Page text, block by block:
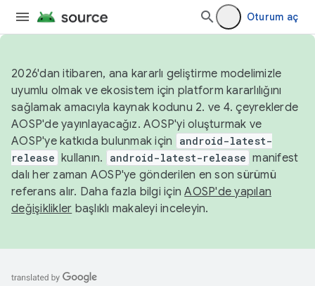
Oturum aç
2026'dan itibaren, ana kararlı geliştirme modelimizle
uyumlu olmak ve ekosistem için platform kararlılığını
sağlamak amacıyla kaynak kodunu 2. ve 4. çeyreklerde
AOSP'de yayınlayacağız. AOSP'yi oluşturmak ve
AOSP'ye katkıda bulunmak için
android-latest-
release kullanın. android-latest-release manifest
dalı her zaman AOSP'ye gönderilen en son sürümü
referans alır. Daha fazla bilgi içinAOSP'de yapılan
değişiklikler başlıklı makaleyi inceleyin.